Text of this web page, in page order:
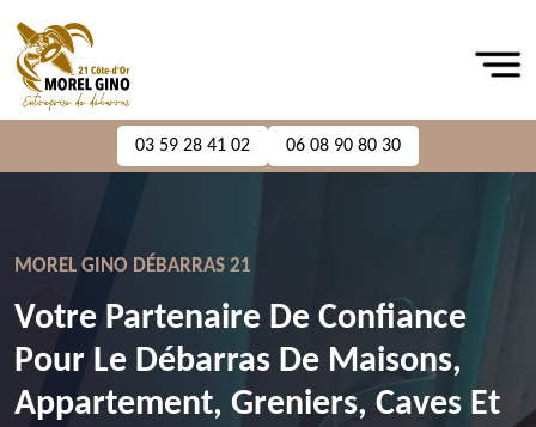
03 59 28 41 02 06 08 90 80 30
MOREL GINO DÉBARRAS 21
Votre Partenaire De Confiance
Pour Le Débarras De Maisons,
Appartement, Greniers, Caves Et